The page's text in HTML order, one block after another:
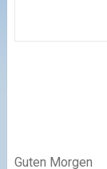
Guten Morgen